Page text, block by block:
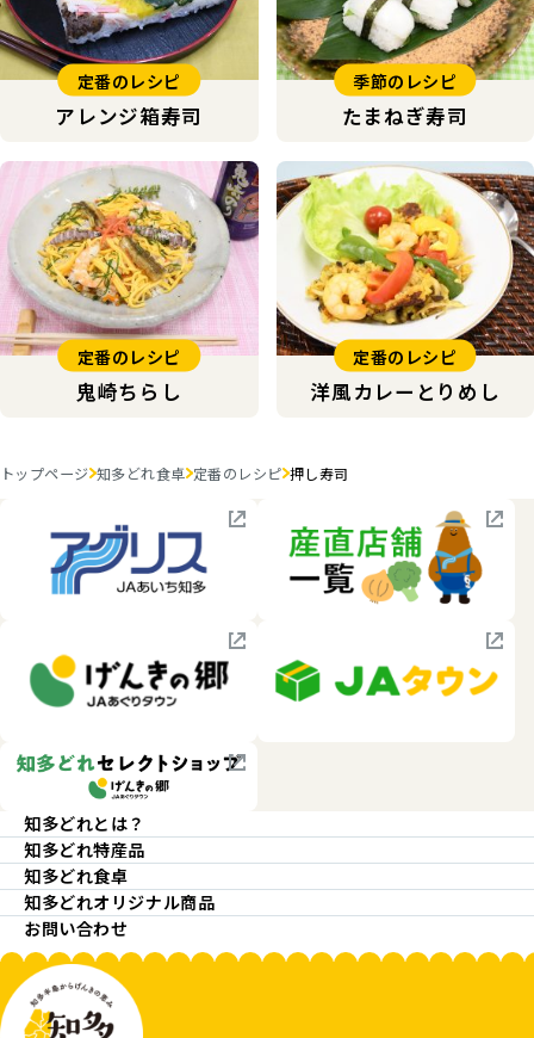
定番のレシピ
アレンジ箱寿司
季節のレシピ
たまねぎ寿司
定番のレシピ
鬼崎ちらし
定番のレシピ
洋風カレーとりめし
トップページ 知多どれ食卓 定番のレシピ 押し寿司
知多どれとは？
知多どれ特産品
知多どれ食卓
知多どれオリジナル商品
お問い合わせ